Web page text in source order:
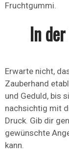
Fruchtgummi.
In
Erwarte nicht,
Zauberhand
und Geduld, bis
nachsichtig mit
Druck. Gib dir
gewünschte
kann.